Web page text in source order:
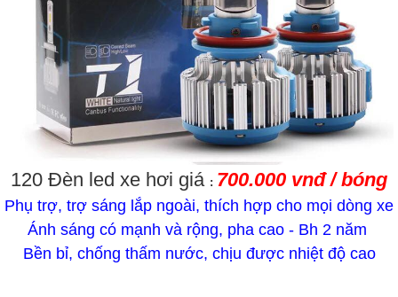
120 Đèn led xe hơi giá : 700.000 vnđ / bóng
Phụ trợ, trợ sáng lắp ngoài, thích hợp cho mọi dòng xe
Ánh sáng có mạnh và rộng, pha cao - Bh 2 năm
Bền bỉ, chống thấm nước, chịu được nhiệt độ cao